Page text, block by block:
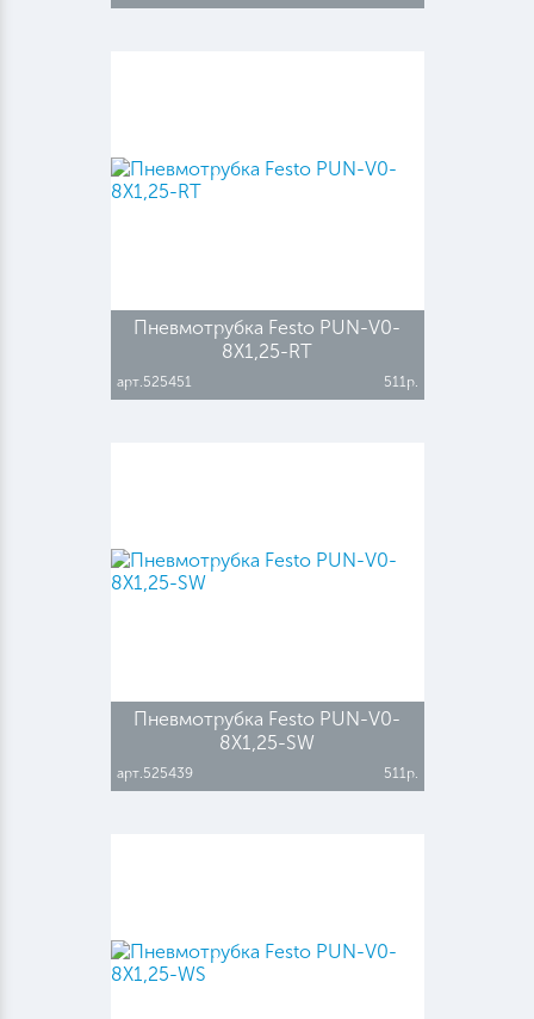
Пневмотрубка Festo PUN-V0-
8X1,25-RT
арт.525451 511р.
Пневмотрубка Festo PUN-V0-
8X1,25-SW
арт.525439 511р.